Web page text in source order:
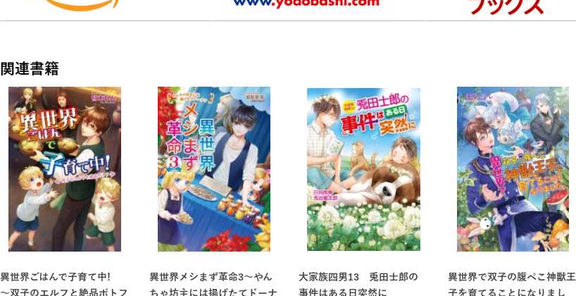
関連書籍
異世界ごはんで子育て中!
～双子のエルフと絶品ポトフ
異世界メシまず革命3～やん
ちゃ坊主には揚げたてドーナ
大家族四男13 兎田士郎の
事件はある日突然に
異世界で双子の腹ぺこ神獣王
子を育てることになりまし